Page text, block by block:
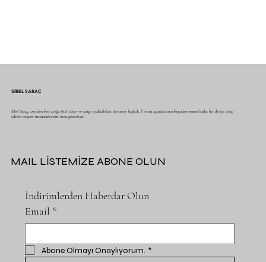
SİBEL SARAÇ
Sibel Saraç, 2015’den beri ayağa özel abiye ve tango ayakkabıları üretmeye başladı. Üretim aşamalarının başından sonuna kadar her detayı takip
ederek müşteri memnuniyetine özen gösteriyor.
MAIL LİSTEMİZE ABONE OLUN
İndirimlerden Haberdar Olun
Email *
Abone Olmayı Onaylıyorum. *